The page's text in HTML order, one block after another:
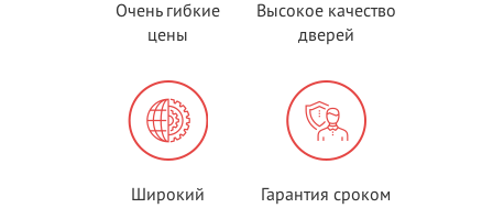
Очень гибкие
цены
Высокое качество
дверей
Широкий
Гарантия сроком